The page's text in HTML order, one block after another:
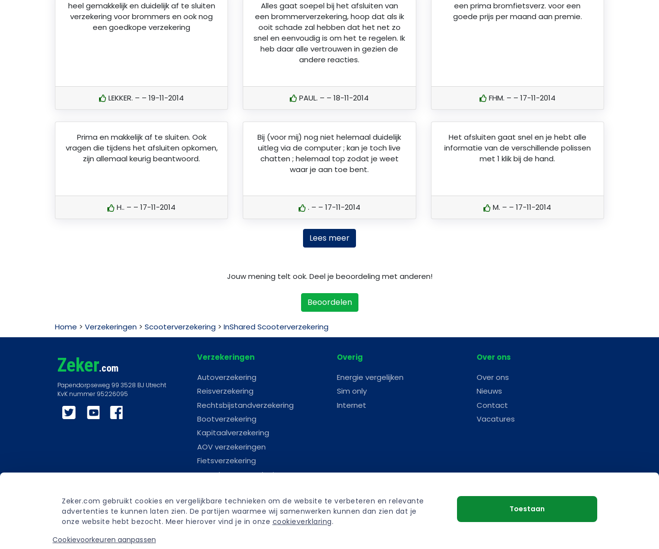
Zeker.com gebruikt cookies en vergelijkbare technieken om de website te verbeteren en relevante
advertenties te kunnen laten zien. De partijen waarmee wij samenwerken kunnen dan zien dat je
onze website hebt bezocht. Meer hierover vind je in onze cookieverklaring.
Cookievoorkeuren aanpassen
Toestaan
heel gemakkelijk en duidelijk af te sluiten
verzekering voor brommers en ook nog
een goedkope verzekering
LEKKER. – – 19-11-2014
Alles gaat soepel bij het afsluiten van
een brommerverzekering, hoop dat als ik
ooit schade zal hebben dat het net zo
snel en eenvoudig is om het te regelen. Ik
heb daar alle vertrouwen in gezien de
andere reacties.
PAUL. – – 18-11-2014
een prima bromfietsverz. voor een
goede prijs per maand aan premie.
FHM. – – 17-11-2014
Prima en makkelijk af te sluiten. Ook
vragen die tijdens het afsluiten opkomen,
zijn allemaal keurig beantwoord.
H.. – – 17-11-2014
Bij (voor mij) nog niet helemaal duidelijk
uitleg via de computer ; kan je toch live
chatten ; helemaal top zodat je weet
waar je aan toe bent.
. – – 17-11-2014
Het afsluiten gaat snel en je hebt alle
informatie van de verschillende polissen
met 1 klik bij de hand.
M. – – 17-11-2014
Lees meer
Jouw mening telt ook. Deel je beoordeling met anderen!
Beoordelen
Home > Verzekeringen > Scooterverzekering > InShared Scooterverzekering
Zeker.com
Twitter YouTube
Verzekeringen
Autoverzekering
Reisverzekering
Rechtsbijstandverzekering
Bootverzekering
Kapitaalverzekering
AOV verzekeringen
Fietsverzekering
Woonlastenverzekering
Caravanverzekering
Begrafenisverzekering
Overig
Energie vergelijken
Sim only
Internet
Over ons
Over ons
Nieuws
Contact
Vacatures